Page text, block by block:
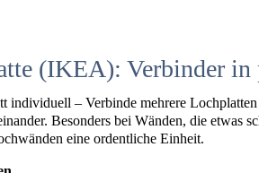
(IKEA): Verbinder in
– Verbinde mehrere
Besonders bei Wänden, die etwas
eine ordentliche Einheit.